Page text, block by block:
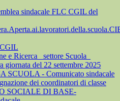
sindacale FLC CGIL del
e Ricerca_ settore Scuola_
giornata del 22 settembre 2025
SCUOLA - Comunicato sindacale
dei coordinatori di classe
SOCIALE DI BASE-